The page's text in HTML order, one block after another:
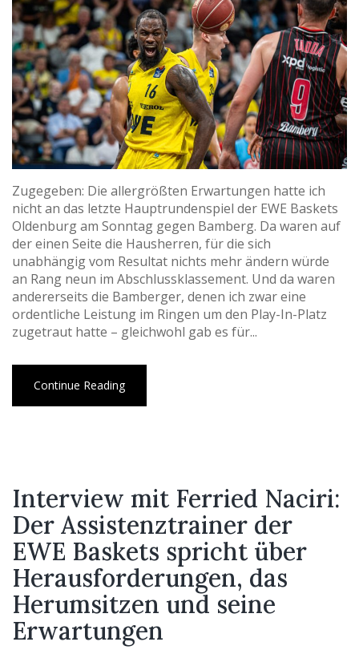
Zugegeben: Die allergrößten Erwartungen hatte ich
nicht an das letzte Hauptrundenspiel der EWE Baskets
Oldenburg am Sonntag gegen Bamberg. Da waren auf
der einen Seite die Hausherren, für die sich
unabhängig vom Resultat nichts mehr ändern würde
an Rang neun im Abschlussklassement. Und da waren
andererseits die Bamberger, denen ich zwar eine
ordentliche Leistung im Ringen um den Play-In-Platz
zugetraut hatte – gleichwohl gab es für...
Continue Reading
Interview mit Ferried Naciri:
Der Assistenztrainer der
EWE Baskets spricht über
Herausforderungen, das
Herumsitzen und seine
Erwartungen